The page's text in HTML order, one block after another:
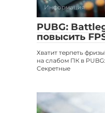
Информация
PUBG:
повысить
Хватит терпеть
на слабом ПК в
Секретные